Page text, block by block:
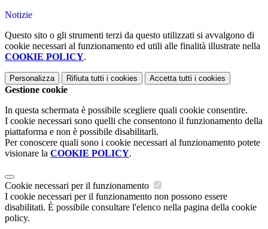
Notizie
Questo sito o gli strumenti terzi da questo utilizzati si avvalgono di
cookie necessari al funzionamento ed utili alle finalità illustrate nella
COOKIE POLICY.
Personalizza Rifiuta tutti i cookies Accetta tutti i cookies
Gestione cookie
In questa schermata è possibile scegliere quali cookie consentire.
I cookie necessari sono quelli che consentono il funzionamento della
piattaforma e non è possibile disabilitarli.
Per conoscere quali sono i cookie necessari al funzionamento potete
visionare la COOKIE POLICY.
Cookie necessari per il funzionamento
I cookie necessari per il funzionamento non possono essere
disabilitati. È possibile consultare l'elenco nella pagina della cookie
policy.